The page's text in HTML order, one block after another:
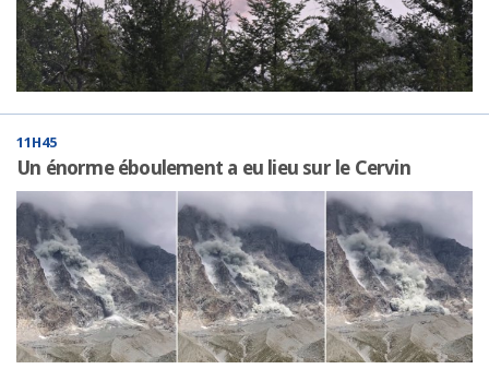
11H45
Un énorme éboulement a eu lieu sur le Cervin